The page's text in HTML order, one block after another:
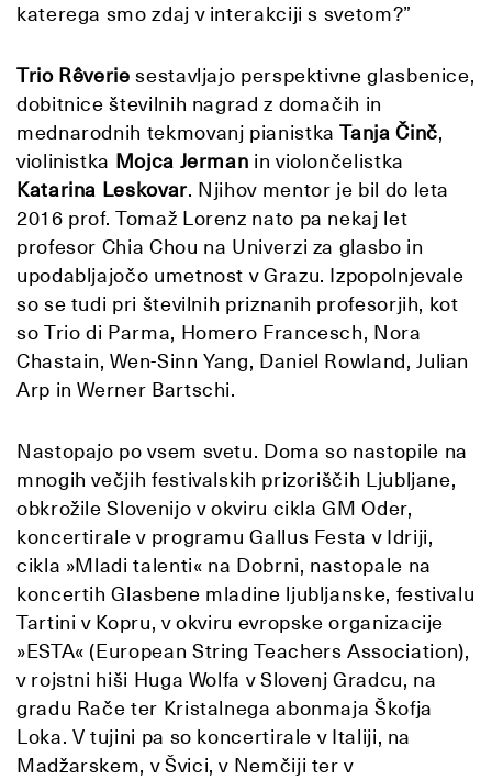
katerega smo zdaj v interakciji s svetom?”
Trio Rêverie sestavljajo perspektivne glasbenice,
dobitnice številnih nagrad z domačih in
mednarodnih tekmovanj pianistkaTanja Činč,
violinistka Mojca Jerman in violončelistka
Katarina Leskovar. Njihov mentor je bil do leta
2016 prof. Tomaž Lorenz nato pa nekaj let
profesor Chia Chou na Univerzi za glasbo in
upodabljajočo umetnost v Grazu. Izpopolnjevale
so se tudi pri številnih priznanih profesorjih, kot
so Trio di Parma, Homero Francesch, Nora
Chastain, Wen-Sinn Yang, Daniel Rowland, Julian
Arp in Werner Bartschi.
Nastopajo po vsem svetu. Doma so nastopile na
mnogih večjih festivalskih prizoriščih Ljubljane,
obkrožile Slovenijo v okviru cikla GM Oder,
koncertirale v programu Gallus Festa v Idriji,
cikla »Mladi talenti« na Dobrni, nastopale na
koncertih Glasbene mladine ljubljanske, festivalu
Tartini v Kopru, v okviru evropske organizacije
»ESTA« (European String Teachers Association),
v rojstni hiši Huga Wolfa v Slovenj Gradcu, na
gradu Rače ter Kristalnega abonmaja Škofja
Loka. V tujini pa so koncertirale v Italiji, na
Madžarskem, v Švici, v Nemčiji ter v